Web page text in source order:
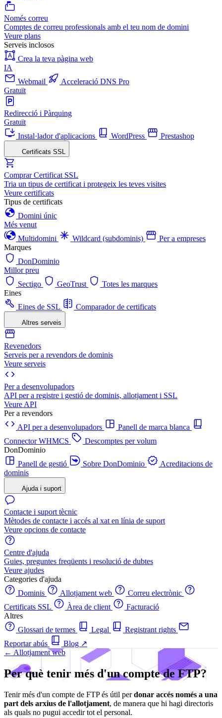
Només correu
Comptes de correu professionals amb el teu nom de domini
Veure plans
Serveis inclosos
Crea la teva pàgina web
IA
Webmail
Acceleració DNS Pro
Gratuït
Redirecció i Pàrquing
Gratuït
Instal·lador d'aplicacions
WordPress Prestashop
Certificats SSL
Comprar Certificat SSL
Tria un tipus de certificat i protegeix les teves visites
Veure certificats
Tipus de certificats
Domini únic
Més venut
Multidomini
Wildcard (subdominis)
Per a empreses
Marques
DonDominio
Millor preu
Sectigo
GeoTrust
Totes les marques
Eines
Eines de SSL
Comparador de certificats
Altres serveis
Revenedors
Serveis per a revendors de dominis
Veure serveis
Per a desenvolupadors
API per a registre i gestió de dominis, allotjament i SSL
Veure API
Per a revendors
API per a desenvolupadors
Panell de marca blanca
Connector WHMCS
Descomptes per volum
DonDominio
Panell de gestió
Sobre DonDominio
Acreditacions de
dominis
Ajuda i suport
Contacte i suport tècnic
Mètodes de contacte i accés al xat en línia de suport
Veure opcions de contacte
Centre d'ajuda
Guies, preguntes freqüents i resolució de dubtes
Veure ajudes
Categories d'ajuda
Dominis
Allotjament web
Correu electrònic
Certificats SSL
Àrea de client
Facturació
Altres
Glossari de termes
Legal
Registrant rights
Reportar abús
Blog ↗
← Allotjament web
Per què tenir més d'un compte de FTP?
Tenir més d'un compte de FTP és útil perdonar accés només a una
part dels arxius de l'allotjament, de manera que hi hagi directoris
als quals no pugui accedir tot el personal.